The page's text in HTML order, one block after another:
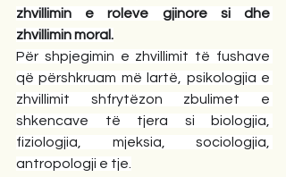
zhvillimin e roleve gjinore si dhe
zhvillimin moral.
Për shpjegimin e zhvillimit të fushave
që përshkruam më lartë, psikologjia e
zhvillimit shfrytëzon zbulimet e
shkencave të tjera si biologjia,
fiziologjia, mjeksia, sociologjia,
antropologji e tje.